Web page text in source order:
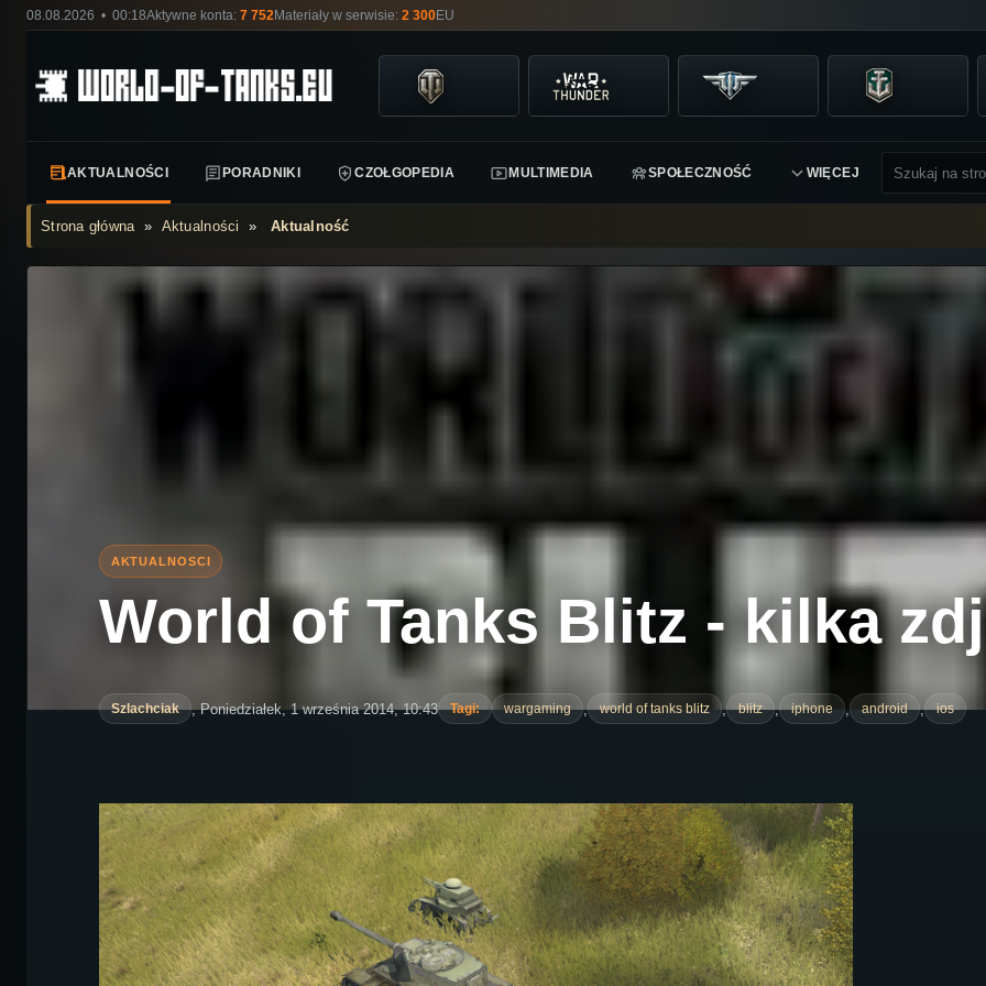
08.08.2026 • 00:18Aktywne konta: 7 752Materiały w serwisie: 2 300EU
AKTUALNOŚCI PORADNIKI CZOŁGOPEDIA MULTIMEDIA SPOŁECZNOŚĆ WIĘCEJ
Strona główna» Aktualności »Aktualność
World of Tanks Blitz - kilka
Szlachciak , Poniedziałek, 1 września 2014, 10:43 Tagi: wargaming , world of tanks blitz , blitz , iphone , android , ios